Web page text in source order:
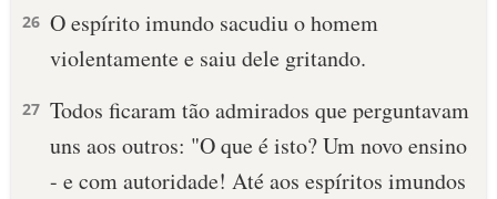
QUEM SOMOS
26 O espírito imundo sacudiu o homem
violentamente e saiu dele gritando.
27 Todos ficaram tão admirados que perguntavam
uns aos outros: "O que é isto? Um novo ensino
- e com autoridade! Até aos espíritos imundos